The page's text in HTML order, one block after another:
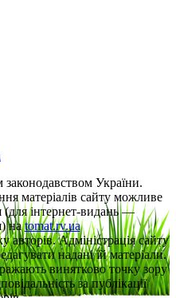
України.
матеріалів сайту можливе
інтернет-видань —
наtomat.rv.ua
авторів. Адміністрація сайту
надані їй матеріали.
винятково точку зору
за публікації